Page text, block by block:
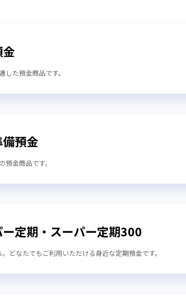
した預金商品です。
預金
預金商品です。
ー定期・スーパー定期300
どなたでもご利用いただける身近な定期預金です。